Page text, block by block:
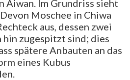
Aiwan. Im Grundriss sieht
Moschee in Chiwa
aus, dessen zwei
hin zugespitzt sind; dies
spätere Anbauten an das
eines Kubus